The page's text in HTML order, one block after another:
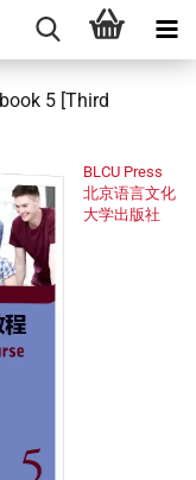
5 [Third
BLCU Press
北京语言文化
大学出版社